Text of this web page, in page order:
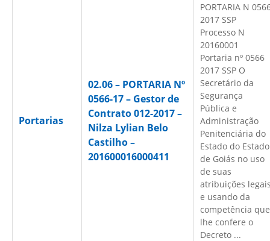
Portarias
02.06 – PORTARIA Nº
0566-17 – Gestor de
Contrato 012-2017 –
Nilza Lylian Belo
Castilho –
201600016000411
PORTARIA N
2017 SSP
Processo N
20160001
Portaria nº 0566
2017 SSP O
Secretário da
Segurança
Pública e
Administração
Penitenciária do
Estado do Estado
de Goiás no uso
de suas
atribuições
e usando da
competência que
lhe confere o
Decreto ...